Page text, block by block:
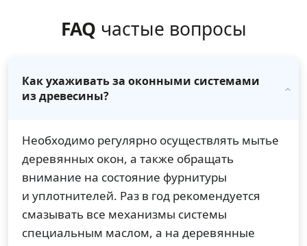
FAQ частые вопросы
Как ухаживать за оконными системами
из древесины?
Необходимо регулярно осуществлять мытье
деревянных окон, а также обращать
внимание на состояние фурнитуры
и уплотнителей. Раз в год рекомендуется
смазывать все механизмы системы
специальным маслом, а на деревянные